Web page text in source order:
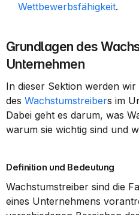
Wettbewerbsfähigkeit.
Grundlagen des
Unternehmen
In dieser Sektion werden
des Wachstumstreibers im
Dabei geht es darum, was
warum sie wichtig sind und
Definition und Bedeutung
Wachstumstreiber sind die
eines Unternehmens